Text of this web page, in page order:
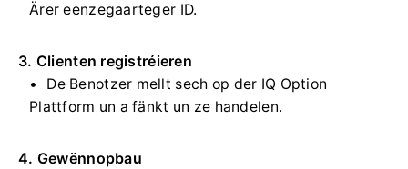
Ärer eenzegaarteger ID.
3. Clienten registréieren
De Benotzer mellt sech op der IQ Option
Plattform un a fänkt un ze handelen.
4. Gewënnopbau